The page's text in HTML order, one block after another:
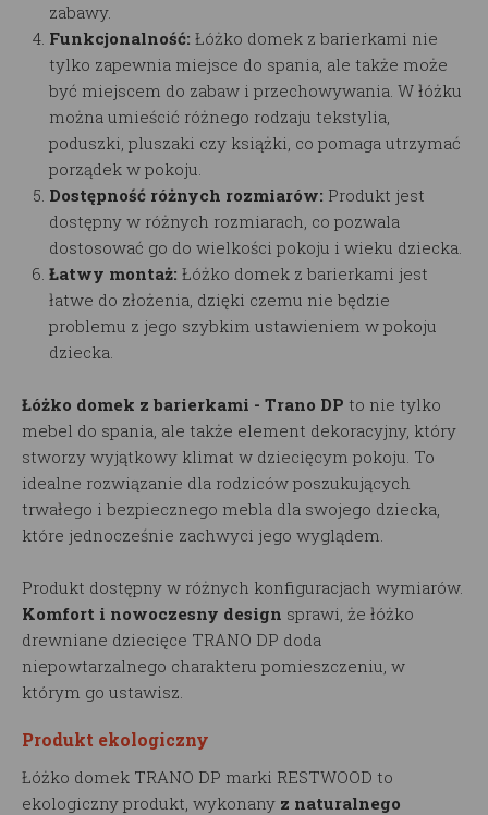
zabawy.
Funkcjonalność: Łóżko domek z barierkami nie
tylko zapewnia miejsce do spania, ale także może
być miejscem do zabaw i przechowywania. W łóżku
można umieścić różnego rodzaju tekstylia,
poduszki, pluszaki czy książki, co pomaga utrzymać
porządek w pokoju.
Dostępność różnych rozmiarów: Produkt jest
dostępny w różnych rozmiarach, co pozwala
dostosować go do wielkości pokoju i wieku dziecka.
Łatwy montaż: Łóżko domek z barierkami jest
łatwe do złożenia, dzięki czemu nie będzie
problemu z jego szybkim ustawieniem w pokoju
dziecka.
Łóżko domek z barierkami - Trano DP to nie tylko
mebel do spania, ale także element dekoracyjny, który
stworzy wyjątkowy klimat w dziecięcym pokoju. To
idealne rozwiązanie dla rodziców poszukujących
trwałego i bezpiecznego mebla dla swojego dziecka,
które jednocześnie zachwyci jego wyglądem.
Produkt dostępny w różnych konfiguracjach wymiarów.
Komfort i nowoczesny design sprawi, że łóżko
drewniane dziecięce TRANO DP doda
niepowtarzalnego charakteru pomieszczeniu, w
którym go ustawisz.
Produkt ekologiczny
Łóżko domek TRANO DP marki RESTWOOD to
ekologiczny produkt, wykonany z naturalnego